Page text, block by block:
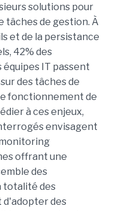
solutions pour
tâches de gestion. À
et de la persistance
42% des
IT passent
des tâches de
fonctionnement de
à ces enjeux,
envisagent
offrant une
des
totalité des
des